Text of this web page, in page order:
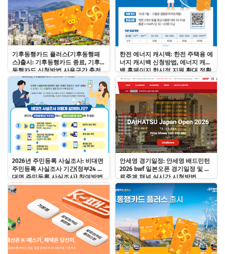
기후동행카드 플러스(기후동행패
스)출시: 기후동행카드 종료, 기후
동행카드 신청방법 사용구간 충전
사용법
한전 에너지 캐시백: 한전 주택용 에
너지 캐시백 신청방법, 에너지 캐시
백 홈페이지 한시적 지원 확대 정확
히 알기!
2026년 주민등록 사실조사: 비대면
주민등록 사실조사 기간(정부24 비
대면 주민등록 사실조사) 참여방법
및 과태료 바로알기!
안세영 경기일정: 안세영 배드민턴
2026 bwf 일본오픈 경기일정 및 무
료중계 채널 실시간 시청방법